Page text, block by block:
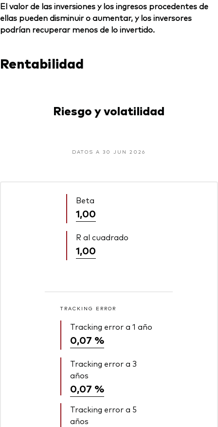
El valor de las inversiones y los ingresos procedentes de
ellas pueden disminuir o aumentar, y los inversores
podrían recuperar menos de lo invertido.
Rentabilidad
Riesgo y volatilidad
DATOS A 30 JUN 2026
Beta
1,00
R al cuadrado
1,00
TRACKING ERROR
Tracking error a 1 año
0,07 %
Tracking error a 3
años
0,07 %
Tracking error a 5
años